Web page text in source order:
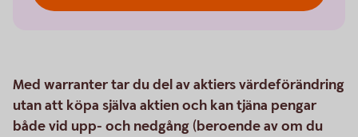
Med warranter tar du del av aktiers värdeförändring
utan att köpa själva aktien och kan tjäna pengar
både vid upp- och nedgång (beroende av om du